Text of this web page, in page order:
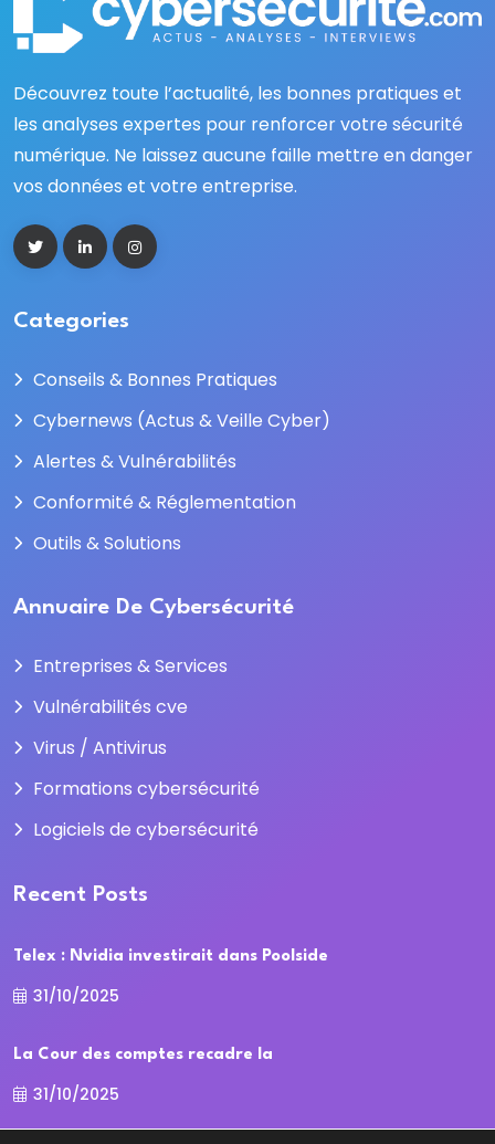
Découvrez toute l’actualité, les bonnes pratiques et
les analyses expertes pour renforcer votre sécurité
numérique. Ne laissez aucune faille mettre en danger
vos données et votre entreprise.
Categories
Conseils & Bonnes Pratiques
Cybernews (Actus & Veille Cyber)
Alertes & Vulnérabilités
Conformité & Réglementation
Outils & Solutions
Annuaire De Cybersécurité
Entreprises & Services
Vulnérabilités cve
Virus / Antivirus
Formations cybersécurité
Logiciels de cybersécurité
Recent Posts
Telex : Nvidia investirait dans Poolside
31/10/2025
La Cour des comptes recadre la
31/10/2025